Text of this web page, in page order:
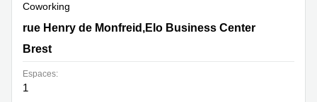
Coworking
50 rue Henry de Monfreid,Elo Business Center, Brest
rue Henry de Monfreid,Elo Business Center
Brest
Espaces:
1